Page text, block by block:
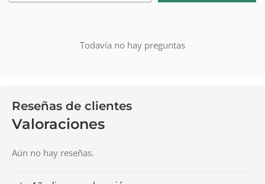
Todavía no hay preguntas
Reseñas de clientes
Valoraciones
Aún no hay reseñas.